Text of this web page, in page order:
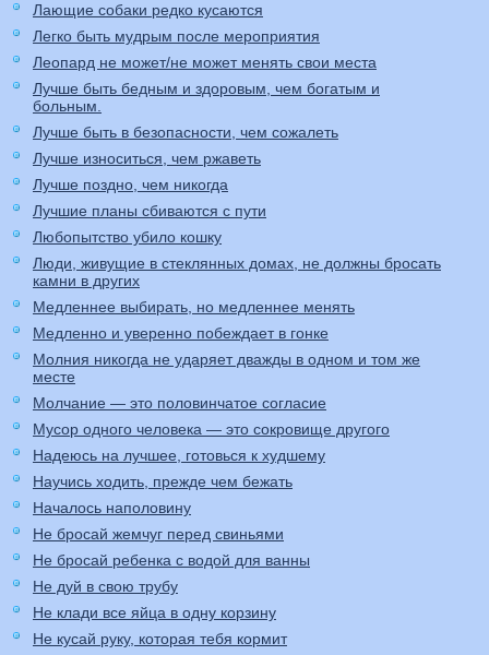
Лающие собаки редко кусаются
Легко быть мудрым после мероприятия
Леопард не может/не может менять свои места
Лучше быть бедным и здоровым, чем богатым и
больным.
Лучше быть в безопасности, чем сожалеть
Лучше износиться, чем ржаветь
Лучше поздно, чем никогда
Лучшие планы сбиваются с пути
Любопытство убило кошку
Люди, живущие в стеклянных домах, не должны бросать
камни в других
Медленнее выбирать, но медленнее менять
Медленно и уверенно побеждает в гонке
Молния никогда не ударяет дважды в одном и том же
месте
Молчание — это половинчатое согласие
Мусор одного человека — это сокровище другого
Надеюсь на лучшее, готовься к худшему
Научись ходить, прежде чем бежать
Началось наполовину
Не бросай жемчуг перед свиньями
Не бросай ребенка с водой для ванны
Не дуй в свою трубу
Не клади все яйца в одну корзину
Не кусай руку, которая тебя кормит